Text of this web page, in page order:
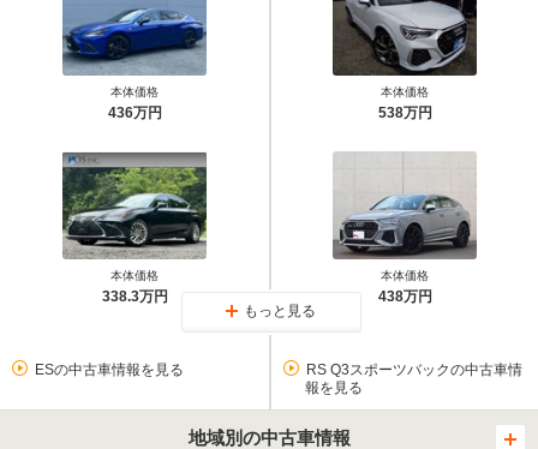
本体価格
436万円
本体価格
338.3万円
本体価格
538万円
本体価格
438万円
もっと見る
ESの中古車情報を見る
RS Q3スポーツバックの中古車情
報を見る
地域別の中古車情報